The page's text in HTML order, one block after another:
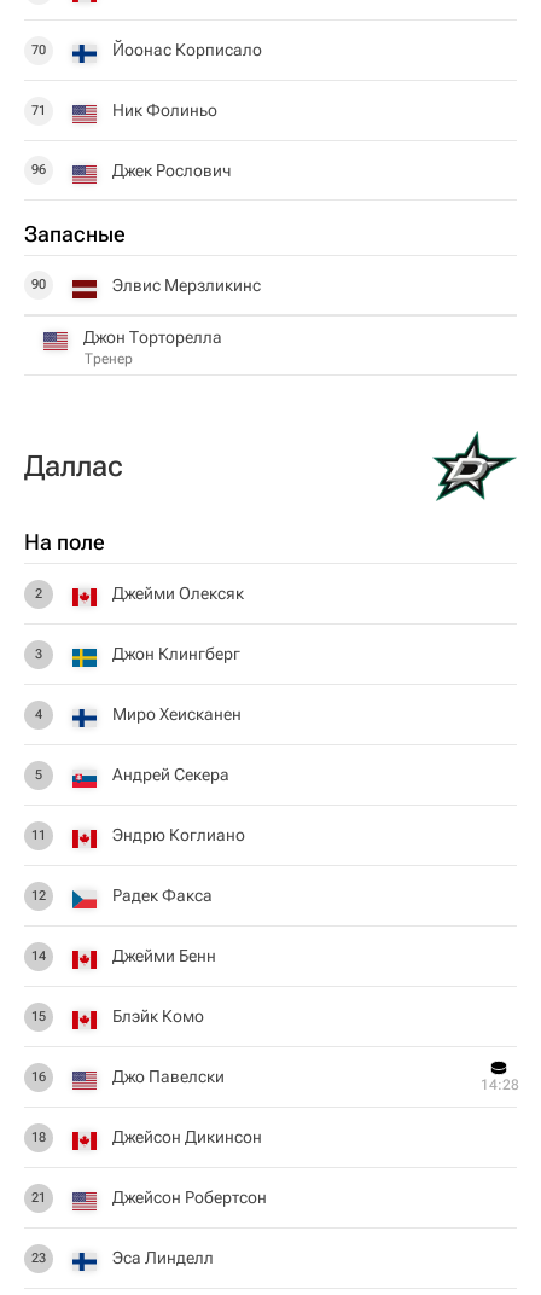
70 Йоонас Корписало
71 Ник Фолиньо
96 Джек Рослович
Запасные
90 Элвис Мерзликинс
Джон Торторелла
Тренер
Даллас
На поле
2 Джейми Олексяк
3 Джон Клингберг
4 Миро Хеисканен
5 Андрей Секера
11 Эндрю Коглиано
12 Радек Факса
14 Джейми Бенн
15 Блэйк Комо
16 Джо Павелски 14:28
18 Джейсон Дикинсон
21 Джейсон Робертсон
23 Эса Линделл